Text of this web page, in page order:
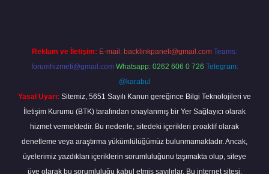
Reklam ve İletişim: E-mail: backlinkpaneli@gmail.com Teams:
forumhizmeti@gmail.com Whatsapp: 0262 606 0 726 Telegram:
@karabul
Yasal Uyarı: Sitemiz, 5651 Sayılı Kanun gereğince Bilgi Teknolojileri ve
İletişim Kurumu (BTK) tarafından onaylanmış bir Yer Sağlayıcı olarak
hizmet vermektedir. Bu nedenle, sitedeki içerikleri proaktif olarak
denetleme veya araştırma yükümlülüğümüz bulunmamaktadır. Ancak,
üyelerimiz yazdıkları içeriklerin sorumluluğunu taşımakta olup, siteye
üye olarak bu sorumluluğu kabul etmiş sayılırlar. Bu internet sitesi,